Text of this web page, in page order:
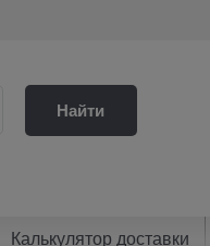
Найти
Калькулятор доставки